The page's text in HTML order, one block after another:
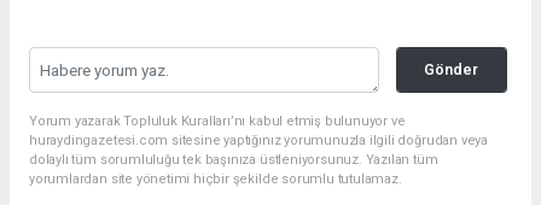
Gönder
Yorum yazarak Topluluk Kuralları’nı kabul etmiş bulunuyor ve
huraydingazetesi.com sitesine yaptığınız yorumunuzla ilgili doğrudan veya
dolaylı tüm sorumluluğu tek başınıza üstleniyorsunuz. Yazılan tüm
yorumlardan site yönetimi hiçbir şekilde sorumlu tutulamaz.